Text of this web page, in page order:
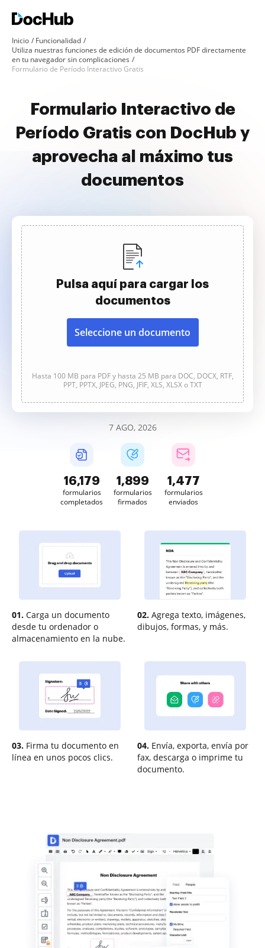
Inicio
Funcionalidad
Utiliza nuestras funciones de edición de documentos PDF directamente
en tu navegador sin complicaciones
Formulario de Período Interactivo Gratis
Formulario Interactivo de
Período Gratis con DocHub y
aprovecha al máximo tus
documentos
Pulsa aquí para cargar los
documentos
Seleccione un documento
Hasta 100 MB para PDF y hasta 25 MB para DOC, DOCX, RTF,
PPT, PPTX, JPEG, PNG, JFIF, XLS, XLSX o TXT
7 AGO, 2026
16,179
formularios
completados
1,899
formularios
firmados
1,477
formularios
enviados
01. Carga un documento
desde tu ordenador o
almacenamiento en la nube.
02. Agrega texto, imágenes,
dibujos, formas, y más.
03. Firma tu documento en
línea en unos pocos clics.
04. Envía, exporta, envía por
fax, descarga o imprime tu
documento.